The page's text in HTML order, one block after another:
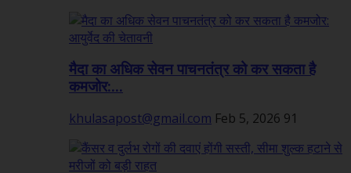
मैदा का अधिक सेवन पाचनतंत्र को कर सकता है
कमजोर:...
khulasapost@gmail.com Feb 5, 2026 91